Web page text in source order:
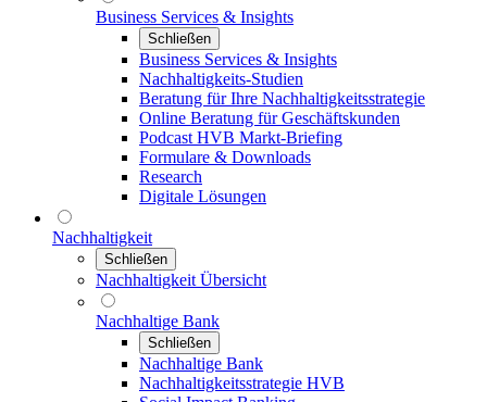
Business Services & Insights
Schließen
Business Services & Insights
Nachhaltigkeits-Studien
Beratung für Ihre Nachhaltigkeitsstrategie
Online Beratung für Geschäftskunden
Podcast HVB Markt-Briefing
Formulare & Downloads
Research
Digitale Lösungen
Nachhaltigkeit
Schließen
Nachhaltigkeit Übersicht
Nachhaltige Bank
Schließen
Nachhaltige Bank
Nachhaltigkeitsstrategie HVB